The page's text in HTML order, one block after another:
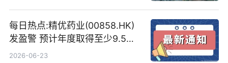
每日热点:精优药业(00858.HK)
发盈警 预计年度取得至少9.5亿
港元的亏损 同比盈转亏
2026-06-23